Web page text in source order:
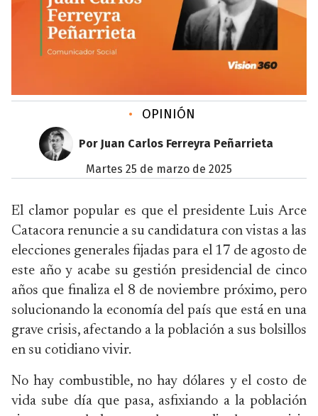
• OPINIÓN
Por Juan Carlos Ferreyra Peñarrieta
martes 25 de marzo de 2025
El clamor popular es que el presidente Luis Arce
Catacora renuncie a su candidatura con vistas a las
elecciones generales fijadas para el 17 de agosto de
este año y acabe su gestión presidencial de cinco
años que finaliza el 8 de noviembre próximo, pero
solucionando la economía del país que está en una
grave crisis, afectando a la población a sus bolsillos
en su cotidiano vivir.
No hay combustible, no hay dólares y el costo de
vida sube día que pasa, asfixiando a la población